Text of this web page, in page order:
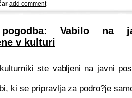
add comment
pogodba: Vabilo na
v kulturi
kulturniki ste vabljeni na javni
ki se pripravlja za podro?je